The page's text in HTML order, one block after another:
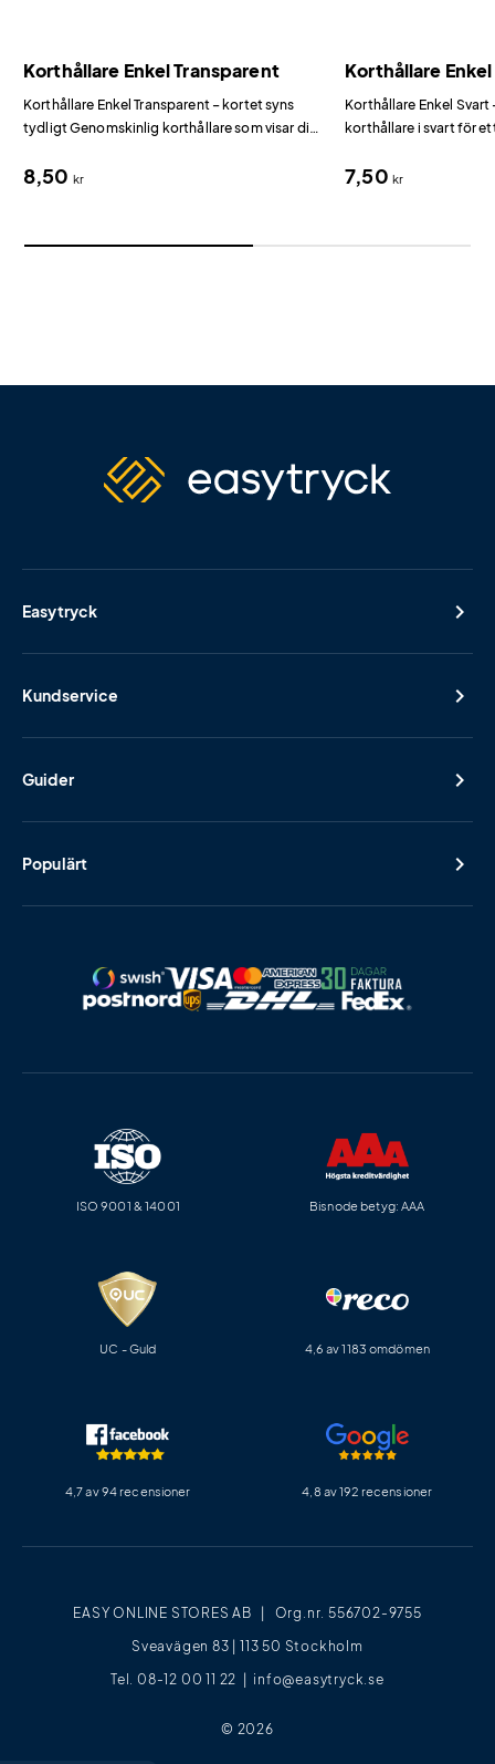
Korthållare Enkel Transparent
Korthållare Enkel Transparent – kortet syns
tydligt Genomskinlig korthållare som visar ditt
materialet.
8,50 kr
Korthållare
Korthållare Enkel
korthållare i svart för
7,50 kr
Easytryck
Kundservice
Guider
Populärt
EASY ONLINE STORES AB | Org.nr. 556702-9755
Sveavägen 83 | 113 50 Stockholm
Tel. 08-12 00 11 22 | info@easytryck.se
© 2026
ISO 9001 & 14001 Bisnode betyg: AAA
UC - Guld 4,6 av 1183 omdömen
4,7 av 94 recensioner 4,8 av 192 recensioner